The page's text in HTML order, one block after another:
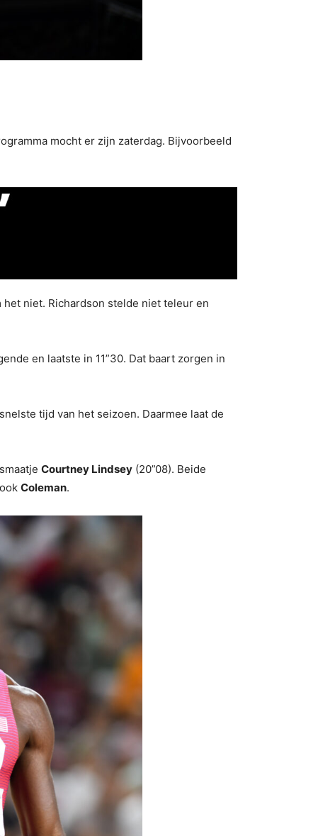
mocht er zijn zaterdag. Bijvoorbeeld
niet. Richardson stelde niet teleur en
en laatste in 11”30. Dat baart zorgen in
tijd van het seizoen. Daarmee laat de
Courtney Lindsey (20”08). Beide
Coleman.